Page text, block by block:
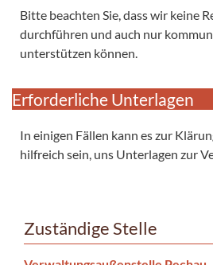
Bitte beachten Sie, dass wir keine
durchführen und auch nur
unterstützen können.
Erforderliche Unterlagen
In einigen Fällen kann es zur
hilfreich sein, uns Unterlagen zur
Zuständige Stelle